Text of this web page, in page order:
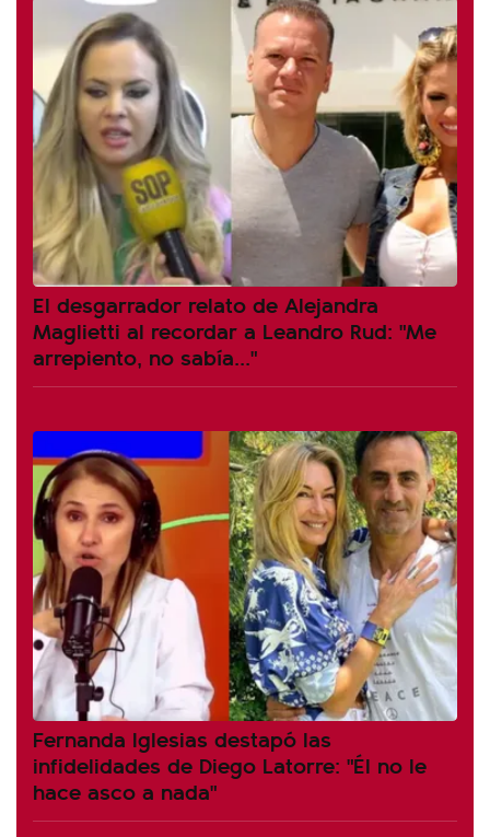
El desgarrador relato de Alejandra
Maglietti al recordar a Leandro Rud: "Me
arrepiento, no sabía..."
Fernanda Iglesias destapó las
infidelidades de Diego Latorre: "Él no le
hace asco a nada"